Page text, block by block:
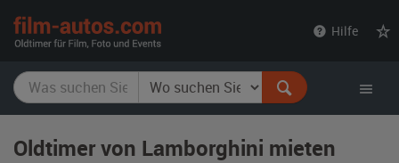
Hilfe
Oldtimer von Lamborghini mieten